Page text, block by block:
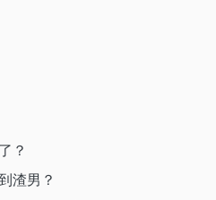
？
渣男？